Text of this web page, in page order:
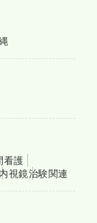
看護
内視鏡治験関連